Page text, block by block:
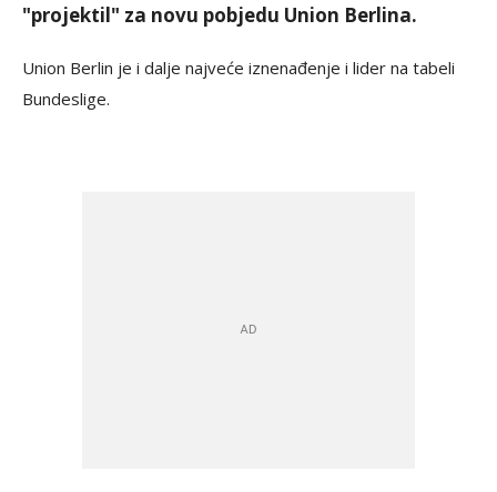
"projektil" za novu pobjedu Union Berlina.
Union Berlin je i dalje najveće iznenađenje i lider na tabeli
Bundeslige.